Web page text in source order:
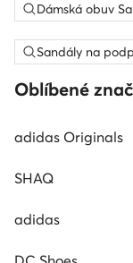
Dámská obuv
Sandály na
Oblíbené
adidas Originals
SHAQ
adidas